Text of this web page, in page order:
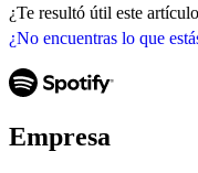
¿No encuentras lo que
¿Te resultó útil este
Empresa